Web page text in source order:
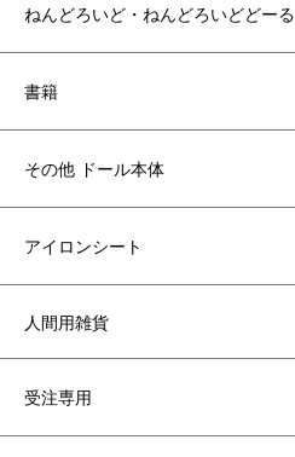
ねんどろいど・ねんどろいどどーる
書籍
その他 ドール本体
アイロンシート
人間用雑貨
受注専用